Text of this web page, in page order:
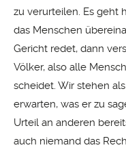
zu verurteilen. Es geht
das Menschen
Gericht redet, dann
Völker, also alle
scheidet. Wir stehen
erwarten, was er zu
Urteil an anderen
auch niemand das